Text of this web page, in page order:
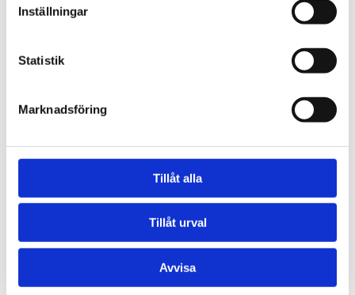
Inställningar
Statistik
Marknadsföring
Tillåt alla
Tillåt urval
Avvisa
Our services
any kind of building or space. How may we help
hej@tengbom.se
QUICK LINKS
Press
Company information